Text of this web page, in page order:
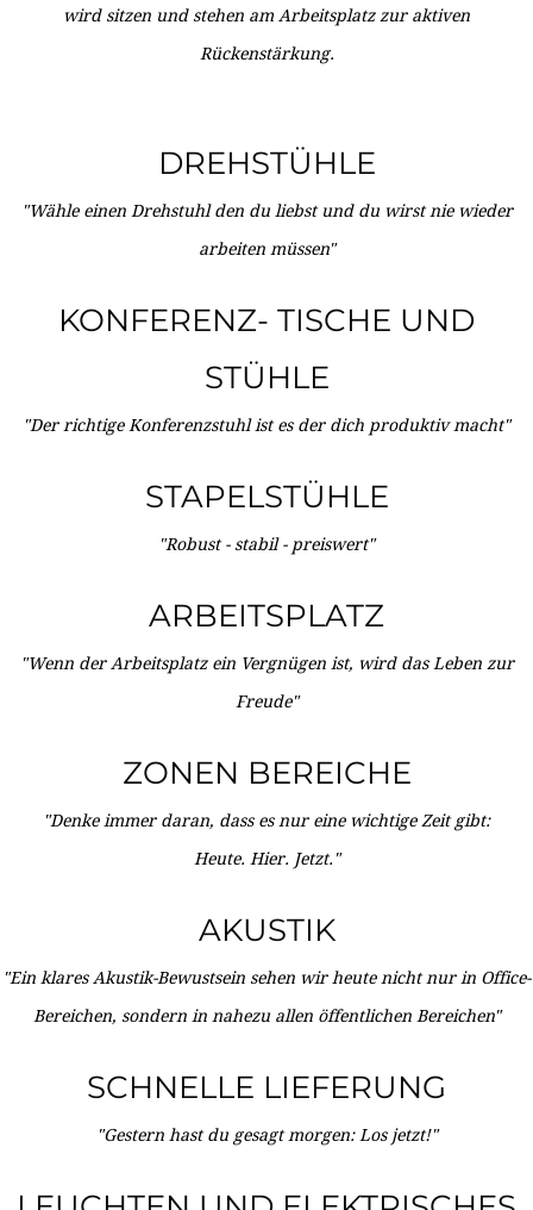
wird sitzen und stehen am Arbeitsplatz zur aktiven
Rückenstärkung.
DREHSTÜHLE
"Wähle einen Drehstuhl den du liebst und du wirst nie wieder
arbeiten müssen"
KONFERENZ- TISCHE UND
STÜHLE
"Der richtige Konferenzstuhl ist es der dich produktiv macht"
STAPELSTÜHLE
"Robust - stabil - preiswert"
ARBEITSPLATZ
"Wenn der Arbeitsplatz ein Vergnügen ist, wird das Leben zur
Freude"
ZONEN BEREICHE
"Denke immer daran, dass es nur eine wichtige Zeit gibt:
Heute. Hier. Jetzt."
AKUSTIK
"Ein klares Akustik-Bewustsein sehen wir heute nicht nur in Office-
Bereichen, sondern in nahezu allen öffentlichen Bereichen"
SCHNELLE LIEFERUNG
"Gestern hast du gesagt morgen: Los jetzt!"